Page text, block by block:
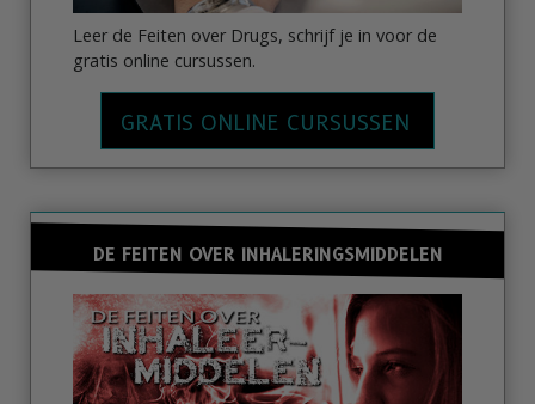
Leer de Feiten over Drugs, schrijf je in voor de
gratis online cursussen.
GRATIS ONLINE CURSUSSEN
DE FEITEN OVER INHALERINGSMIDDELEN